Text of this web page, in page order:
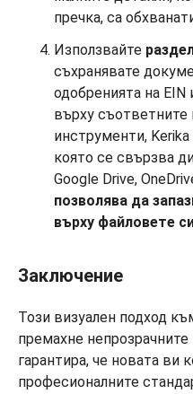
пречка, са
Използвайте
съхранявате
одобренията на
върху съответните
инструменти,
която се свързва
Google Drive,
позволява да
върху файловете
Заключение
Този визуален подход
премахне
гарантира, че новата ви
професионалните